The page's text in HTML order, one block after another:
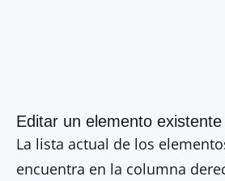
Editar un elemento
La lista actual de los
encuentra en la columna